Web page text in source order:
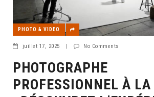
PHOTO & VIDEO
juillet 17, 2025 No Comments
PHOTOGRAPHE
PROFESSIONNEL À